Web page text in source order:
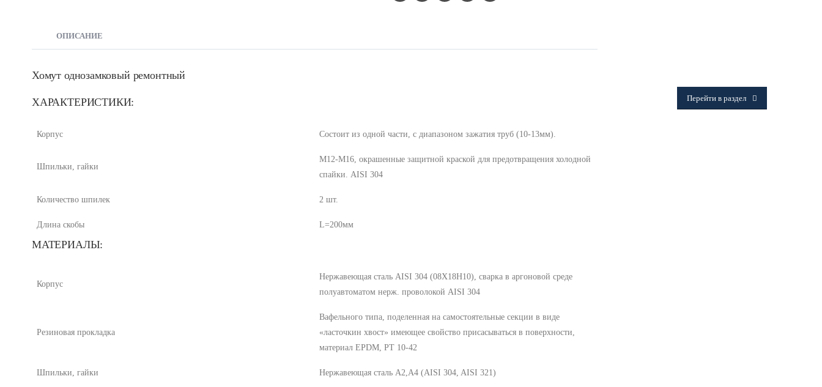
ОПИСАНИЕ
Хомут однозамковый ремонтный
ХАРАКТЕРИСТИКИ:
Корпус Cостоит из одной части, с диапазоном зажатия труб (10-13мм).
Шпильки, гайки
М12-М16, окрашенные защитной краской для предотвращения холодной
спайки. AISI 304
Количество шпилек 2 шт.
Длина скобы L=200мм
МАТЕРИАЛЫ:
Корпус
Нержавеющая сталь AISI 304 (08Х18Н10), сварка в аргоновой среде
полуавтоматом нерж. проволокой AISI 304
Резиновая прокладка
Вафельного типа, поделенная на самостоятельные секции в виде
«ласточкин хвост» имеющее свойство присасываться в поверхности,
материал EPDM, РТ 10-42
Шпильки, гайки Нержавеющая сталь A2,A4 (AISI 304, AISI 321)
Перейти в раздел